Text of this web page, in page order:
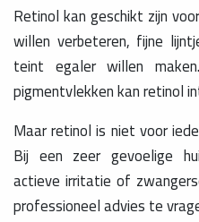
Retinol kan geschikt zijn
willen verbeteren, fijne
teint egaler willen
pigmentvlekken kan retinol
Maar retinol is niet voor
Bij een zeer gevoelige
actieve irritatie of
professioneel advies te